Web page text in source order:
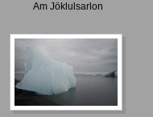
Am Jöklulsarlon